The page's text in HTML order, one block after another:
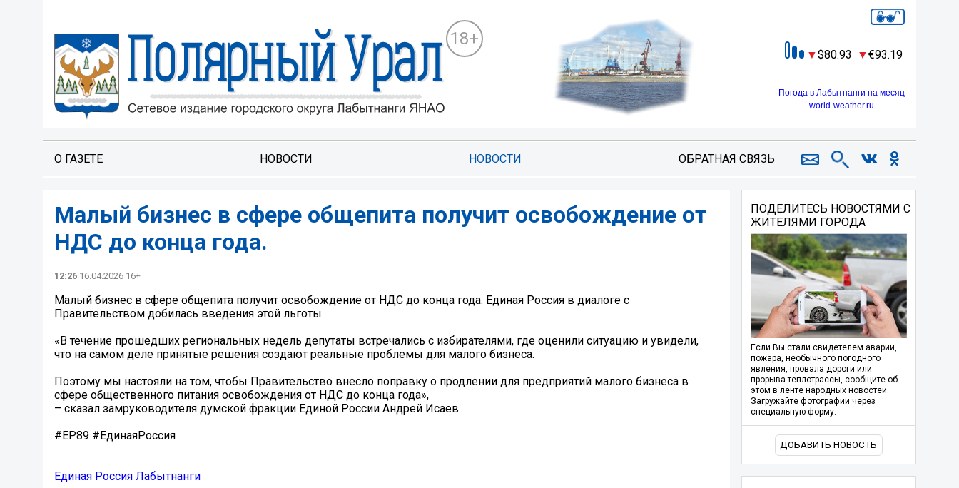
18+
80.93 93.19
Погода в Лабытнанги на месяц
world-weather.ru
О ГАЗЕТЕ НОВОСТИ НОВОСТИ ОБРАТНАЯ СВЯЗЬ
Малый бизнес в сфере общепита получит освобождение от
НДС до конца года.
12:26 16.04.2026 16+
Малый бизнес в сфере общепита получит освобождение от НДС до конца года. Единая Россия в диалоге с
Правительством добилась введения этой льготы.
«В течение прошедших региональных недель депутаты встречались с избирателями, где оценили ситуацию и увидели,
что на самом деле принятые решения создают реальные проблемы для малого бизнеса.
Поэтому мы настояли на том, чтобы Правительство внесло поправку о продлении для предприятий малого бизнеса в
сфере общественного питания освобождения от НДС до конца года»,
– сказал замруководителя думской фракции Единой России Андрей Исаев.
#ЕР89 #ЕдинаяРоссия
Единая Россия Лабытнанги
ПОДЕЛИТЕСЬ НОВОСТЯМИ С
ЖИТЕЛЯМИ ГОРОДА
Если Вы стали свидетелем аварии,
пожара, необычного погодного
явления, провала дороги или
прорыва теплотрассы, сообщите об
этом в ленте народных новостей.
Загружайте фотографии через
специальную форму.
ДОБАВИТЬ НОВОСТЬ